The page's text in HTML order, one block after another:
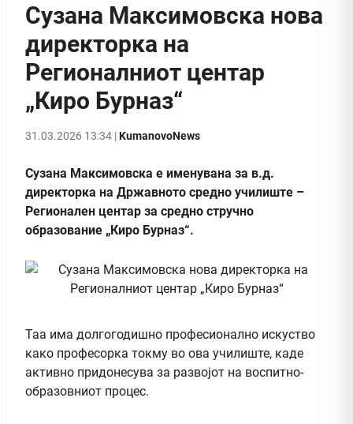
Сузана Максимовска нова
директорка на
Регионалниот центар
„Киро Бурназ“
31.03.2026 13:34 |KumanovoNews
Сузана Максимовска е именувана за в.д.
директорка на Државното средно училиште –
Регионален центар за средно стручно
образование „Киро Бурназ“.
Таа има долгогодишно професионално искуство
како професорка токму во ова училиште, каде
активно придонесува за развојот на воспитно-
образовниот процес.